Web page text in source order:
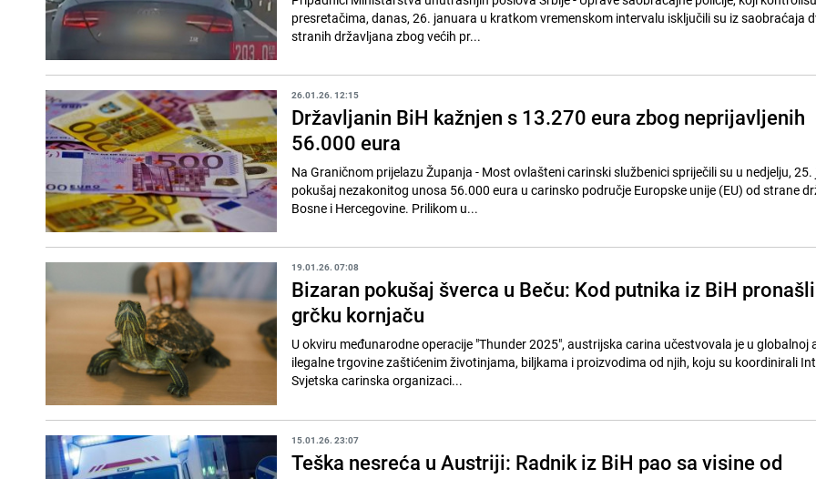
presretačima, danas, 26. januara u kratkom vremenskom intervalu isklјučili su iz saobraćaja
stranih državlјana zbog većih pr...
26.01.26. 12:15
Državljanin BiH kažnjen s 13.270 eura zbog neprijavljenih
56.000 eura
Na Graničnom prijelazu Županja - Most ovlašteni carinski službenici spriječili su u nedjelju,
pokušaj nezakonitog unosa 56.000 eura u carinsko područje Europske unije (EU) od strane
Bosne i Hercegovine. Prilikom u...
19.01.26. 07:08
Bizaran pokušaj šverca u Beču: Kod putnika iz BiH pronašli
grčku kornjaču
U okviru međunarodne operacije "Thunder 2025", austrijska carina učestvovala je u globalnoj
ilegalne trgovine zaštićenim životinjama, biljkama i proizvodima od njih, koju su koordinirali
Svjetska carinska organizaci...
15.01.26. 23:07
Teška nesreća u Austriji: Radnik iz BiH pao sa visine od